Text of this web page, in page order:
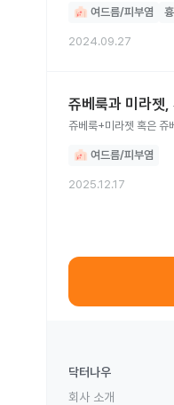
여드름/피부염
2024.09.27
쥬베룩과 미라젯
여드름/피부염
2025.12.17
닥터나우
회사 소개